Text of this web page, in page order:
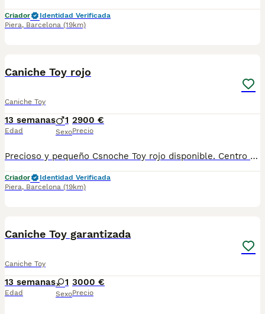
Criador
Identidad Verificada
Piera, Barcelona (19km)
Caniche Toy rojo
Caniche Toy
13 semanas
Edad
1
Sexo
2900 €
Precio
Precioso y pequeño Csnoche Toy rojo disponible. Centro Canino Vallbonica es mucho más que un centro de cría , es un equipo amante de los animales y apasionados con su trabajo y muy comprometidos con el bienestar animal. Somos Criadores directos, sin intermediarios, con más de 20 años de experiencia y Apostamos por una cría responsable y una cuidada selección de nuestros progenitores. TODOS nuestros bebés nacen y se crían en nuestras instalaciones rodeados de naturaleza y cariño , asegurando así un correcto desarrollo y una magnífica socialización, consiguiendo en cada ejemplar un carácter juguetón y extrovertido algo primordial para su adaptación como un miembro más en tu familia . Se entregan con carnet de vacunas correspondiente a su edad , desparasitados y microchip implantado y activado en registro de Anicom. Facilitamos junto al cachorro contrato de compra con garantías víricas de 15 días y congénitas de 1 año . Contamos con un gran equipo de profesionales entre los que se encuentran educadores, auxiliares y Veterinarios ofreciendo los controles sanitarios necesarios así como continua vigilancia asesorándote durante todos el proceso y al llegar a casa. Hacemos envíos a toda España con empresa de transporte privado, proporcionando un viaje confortable y ofreciendo las atenciones necesarias a nuestros bebés . Nuestros precios son REALES ( incluye el IVA) y sin sorpresas finales . Si estás interesado en alguno de nuestros ejemplares solicita información sin compromiso. También atendemos vía WhatsApp ☎️722269698 - 722374274 📍Piera (Barcelona)
Criador
Identidad Verificada
Piera, Barcelona (19km)
Caniche Toy garantizada
Caniche Toy
13 semanas
Edad
1
Sexo
3000 €
Precio